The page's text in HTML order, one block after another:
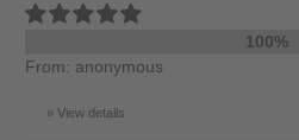
100%
From: anonymous
View details